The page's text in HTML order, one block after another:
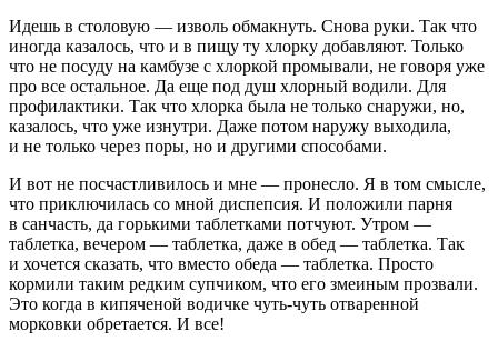
Идешь в столовую — изволь обмакнуть. Снова руки. Так что
иногда казалось, что и в пищу ту хлорку добавляют. Только
что не посуду на камбузе с хлоркой промывали, не говоря уже
про все остальное. Да еще под душ хлорный водили. Для
профилактики. Так что хлорка была не только снаружи, но,
казалось, что уже изнутри. Даже потом наружу выходила,
и не только через поры, но и другими способами.
И вот не посчастливилось и мне — пронесло. Я в том смысле,
что приключилась со мной диспепсия. И положили парня
в санчасть, да горькими таблетками потчуют. Утром —
таблетка, вечером — таблетка, даже в обед — таблетка. Так
и хочется сказать, что вместо обеда — таблетка. Просто
кормили таким редким супчиком, что его змеиным прозвали.
Это когда в кипяченой водичке чуть-чуть отваренной
морковки обретается. И все!